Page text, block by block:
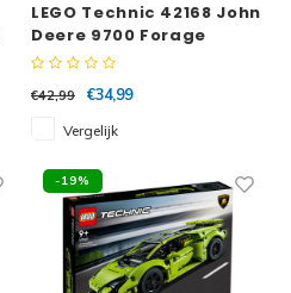
LEGO Technic 42168 John
Deere 9700 Forage
Harvester
€42,99
€34,99
Vergelijk
-19%